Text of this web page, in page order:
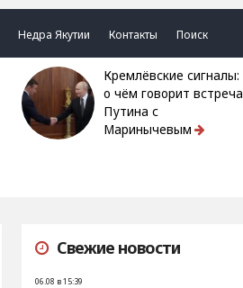
Недра Якутии Контакты Поиск
Кремлёвские сигналы:
о чём говорит встреча
Путина с
Маринычевым
Свежие новости
06.08 в 15:39